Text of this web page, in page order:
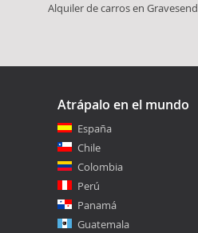
Alquiler de carros en Gravesend
Atrápalo en el mundo
España
Chile
Colombia
Perú
Panamá
Guatemala